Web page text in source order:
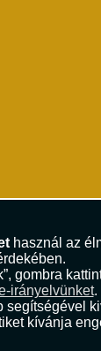
használ az
gombra
irányelvünket.
segítségével
kívánja
Feltételek
Feltételek